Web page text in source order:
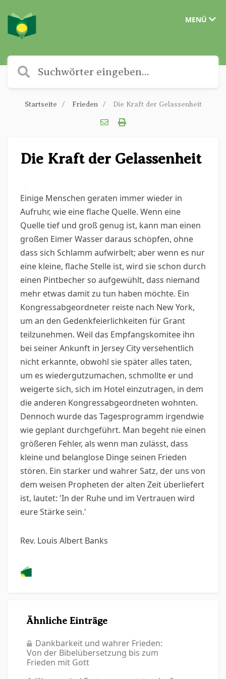
MENÜ
Startseite Frieden Die Kraft der Gelassenheit
Die Kraft der Gelassenheit
Einige Menschen geraten immer wieder in
Aufruhr, wie eine flache Quelle. Wenn eine
Quelle tief und groß genug ist, kann man einen
großen Eimer Wasser daraus schöpfen, ohne
dass sich Schlamm aufwirbelt; aber wenn es nur
eine kleine, flache Stelle ist, wird sie schon durch
einen Pintbecher so aufgewühlt, dass niemand
mehr etwas damit zu tun haben möchte. Ein
Kongressabgeordneter reiste nach New York,
um an den Gedenkfeierlichkeiten für Grant
teilzunehmen. Weil das Empfangskomitee ihn
bei seiner Ankunft in Jersey City versehentlich
nicht erkannte, obwohl sie später alles taten,
um es wiedergutzumachen, schmollte er und
weigerte sich, sich im Hotel einzutragen, in dem
die anderen Kongressabgeordneten wohnten.
Dennoch wurde das Tagesprogramm irgendwie
wie geplant durchgeführt. Man begeht nie einen
größeren Fehler, als wenn man zulässt, dass
kleine und belanglose Dinge seinen Frieden
stören. Ein starker und wahrer Satz, der uns von
dem weisen Propheten der alten Zeit überliefert
ist, lautet: 'In der Ruhe und im Vertrauen wird
eure Stärke sein.'
Rev. Louis Albert Banks
Ähnliche Einträge
Dankbarkeit und wahrer Frieden:
Von der Bibelübersetzung bis zum
Frieden mit Gott